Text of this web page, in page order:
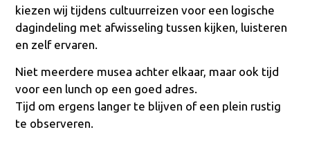
kiezen wij tijdens cultuurreizen voor een logische
dagindeling met afwisseling tussen kijken, luisteren
en zelf ervaren.
Niet meerdere musea achter elkaar, maar ook tijd
voor een lunch op een goed adres.
Tijd om ergens langer te blijven of een plein rustig
te observeren.